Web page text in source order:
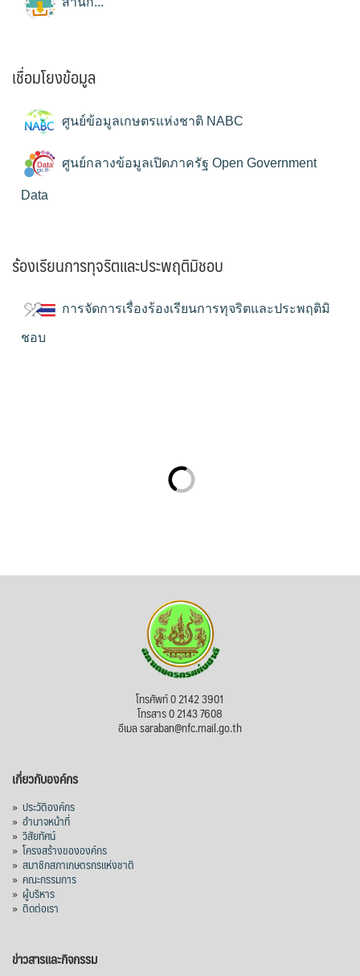
เชื่อมโยงข้อมูล
ศูนย์ข้อมูลเกษตรแห่งชาติ NABC
ศูนย์กลางข้อมูลเปิดภาครัฐ Open Government
Data
ร้องเรียนการทุจริตและประพฤติมิชอบ
การจัดการเรื่องร้องเรียนการทุจริตและประพฤติมิ
ชอบ
โทรศัพท์ 0 2142 3901
โทรสาร 0 2143 7608
อีเมล saraban@nfc.mail.go.th
เกี่ยวกับองค์กร
» ประวัติองค์กร
» อำนาจหน้าที่
» วิสัยทัศน์
» โครงสร้างขององค์กร
» สมาชิกสภาเกษตรกรแห่งชาติ
» คณะกรรมการ
» ผู้บริหาร
» ติดต่อเรา
ข่าวสารและกิจกรรม